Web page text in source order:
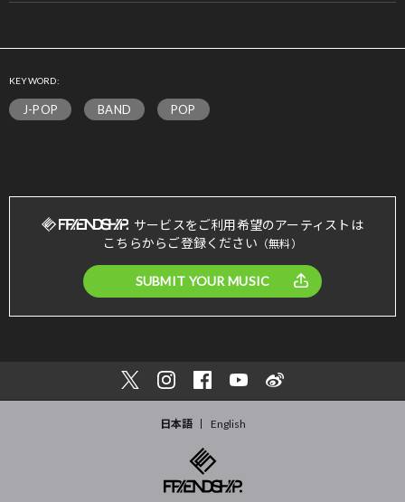
KEYWORD:
J-POP BAND POP
サービスをご利用希望のアーティストは
こちらからご登録ください （無料）
SUBMIT YOUR MUSIC
日本語 English